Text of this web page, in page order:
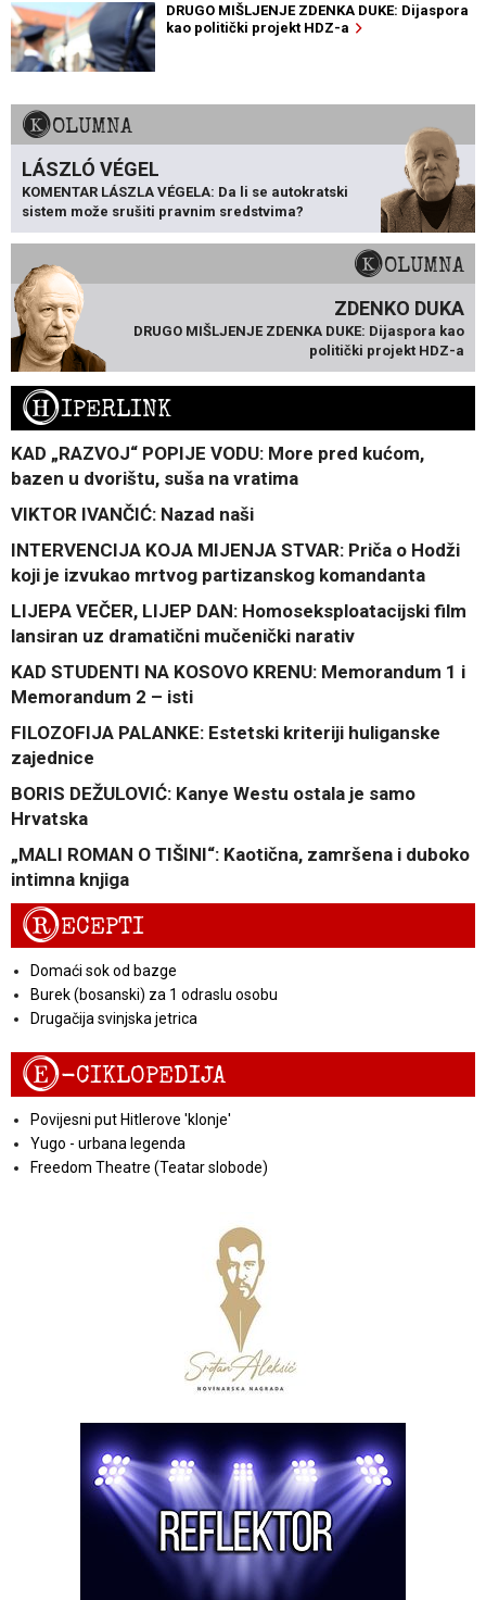
DRUGO MIŠLJENJE ZDENKA DUKE: Dijaspora
kao politički projekt HDZ-a
KOLUMNA
LÁSZLÓ VÉGEL
KOMENTAR LÁSZLA VÉGELA: Da li se autokratski
sistem može srušiti pravnim sredstvima?
KOLUMNA
ZDENKO DUKA
DRUGO MIŠLJENJE ZDENKA DUKE: Dijaspora kao
politički projekt HDZ-a
HIPERLINK
KAD „RAZVOJ“ POPIJE VODU: More pred kućom,
bazen u dvorištu, suša na vratima
VIKTOR IVANČIĆ: Nazad naši
INTERVENCIJA KOJA MIJENJA STVAR: Priča o Hodži
koji je izvukao mrtvog partizanskog komandanta
LIJEPA VEČER, LIJEP DAN: Homoseksploatacijski film
lansiran uz dramatični mučenički narativ
KAD STUDENTI NA KOSOVO KRENU: Memorandum 1 i
Memorandum 2 – isti
FILOZOFIJA PALANKE: Estetski kriteriji huliganske
zajednice
BORIS DEŽULOVIĆ: Kanye Westu ostala je samo
Hrvatska
„MALI ROMAN O TIŠINI“: Kaotična, zamršena i duboko
intimna knjiga
RECEPTI
Domaći sok od bazge
Burek (bosanski) za 1 odraslu osobu
Drugačija svinjska jetrica
E-CIKLOPEDIJA
Povijesni put Hitlerove 'klonje'
Yugo - urbana legenda
Freedom Theatre (Teatar slobode)